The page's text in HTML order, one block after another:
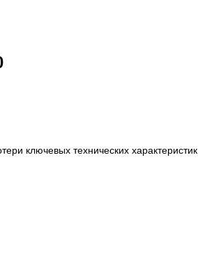
ключевых технических характеристик.